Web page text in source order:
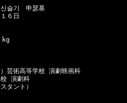
슬기　申瑟基
６日
kg
芸術高等学校 演劇映画科
演劇科
タント）